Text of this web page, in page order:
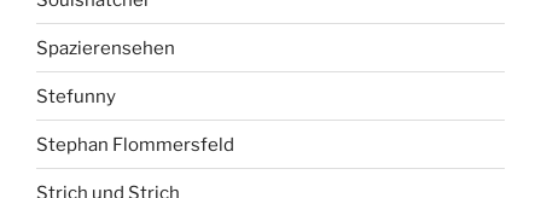
Spazierensehen
Stefunny
Stephan Flommersfeld
Strich und Strich